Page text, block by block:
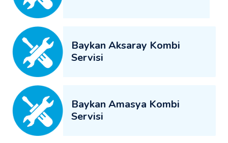
Baykan Aksaray Kombi
Servisi
Baykan Amasya Kombi
Servisi